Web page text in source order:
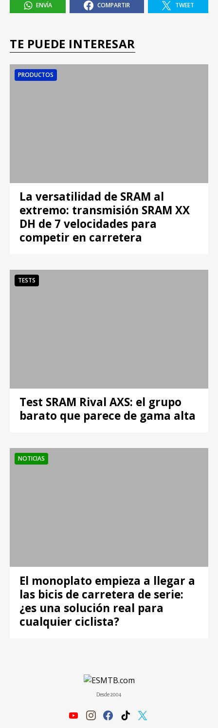
ENVÍA COMPARTIR TWEET
TE PUEDE INTERESAR
PRODUCTOS
La versatilidad de SRAM al
extremo: transmisión SRAM XX
DH de 7 velocidades para
competir en carretera
TESTS
Test SRAM Rival AXS: el grupo
barato que parece de gama alta
NOTICIAS
El monoplato empieza a llegar a
las bicis de carretera de serie:
¿es una solución real para
cualquier ciclista?
Desde 2004